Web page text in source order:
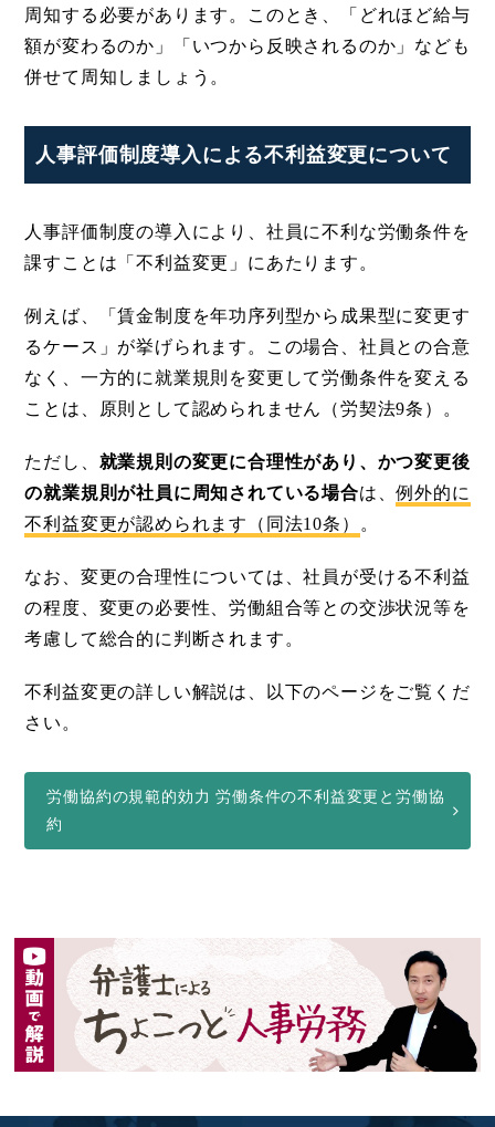
周知する必要があります。このとき、「どれほど給与
額が変わるのか」「いつから反映されるのか」なども
併せて周知しましょう。
人事評価制度導入による不利益変更について
人事評価制度の導入により、社員に不利な労働条件を
課すことは「不利益変更」にあたります。
例えば、「賃金制度を年功序列型から成果型に変更す
るケース」が挙げられます。この場合、社員との合意
なく、一方的に就業規則を変更して労働条件を変える
ことは、原則として認められません（労契法9条）。
ただし、 就業規則の変更に合理性があり、かつ変更後
の就業規則が社員に周知されている場合は、例外的に
不利益変更が認められます（同法10条）
。
なお、変更の合理性については、社員が受ける不利益
の程度、変更の必要性、労働組合等との交渉状況等を
考慮して総合的に判断されます。
不利益変更の詳しい解説は、以下のページをご覧くだ
さい。
労働協約の規範的効力 労働条件の不利益変更と労働協
約